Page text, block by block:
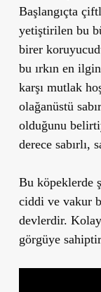
Başlangıçta
yetiştirilen bu
birer
bu ırkın en
karşı mutlak
olağanüstü
olduğunu
derece sabırlı,
Bu köpeklerde
ciddi ve vakur
devlerdir.
görgüye